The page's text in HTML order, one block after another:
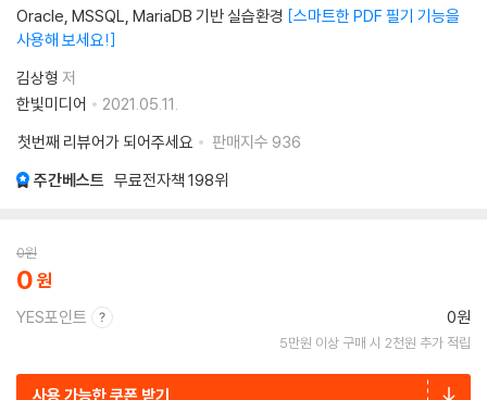
Oracle, MSSQL, MariaDB 기반 실습환경 스마트한 PDF 필기 기능을
사용해 보세요!
김상형 저
한빛미디어
2021.05.11.
첫번째 리뷰어가 되어주세요
판매지수 936
주간베스트 무료전자책 198위
0원
0
YES포인트 0원
5만원 이상 구매 시 2천원 추가 적립
사용 가능한 쿠폰 받기